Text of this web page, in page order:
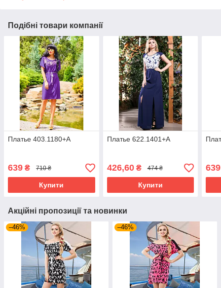
Подібні товари компанії
Платье 403.1180+А
639 ₴ 710 ₴
Купити
Платье 622.1401+А
426,60₴ 474 ₴
Купити
639
Акційні пропозиції та новинки
–46% –46%